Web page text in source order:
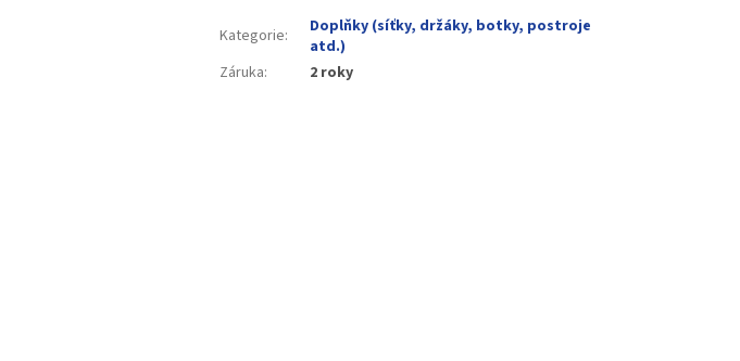
Kategorie:
Doplňky (síťky, držáky, botky, postroje
atd.)
Záruka: 2 roky